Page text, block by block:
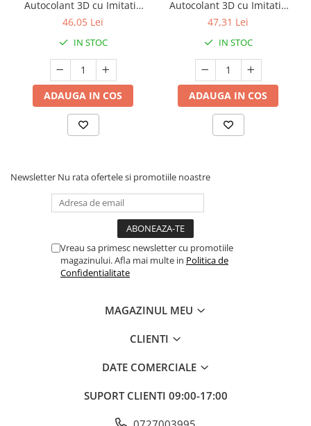
Acesta este un proiect de bricolaj
simplu, care este ușor de realizat
Prietenii tai vor fi uimiți de frumoasa renovare a casei tale și se
vor întreba cum și când ai realizat-o. Prin folosirea foliei
autoadezive, nu numai ca vei economisi timp și bani, dar vei oferi
Casa ta va straluci!
Autocolant 3D cu Imitatie
de Pietre, pentru Perete
de Curatat, Rezistent la
Apa, Autoadeziv, 30x30 cm,
Gri
46,05 Lei
IN STOC
ADAUGA IN COS
Autocolant 3D cu Imitatie
de Caramida, pentru Perete
de Curatat, Rezistent la
Apa, Autoadeziv, 30x30 cm,
Maro
47,31 Lei
IN STOC
ADAUGA IN COS
Newsletter Nu rata ofertele si promotiile noastre
Vreau sa primesc newsletter cu promotiile
magazinului. Afla mai multe in Politica de
Confidentialitate
MAGAZINUL MEU
CLIENTI
DATE COMERCIALE
SUPORT CLIENTI 09:00-17:00